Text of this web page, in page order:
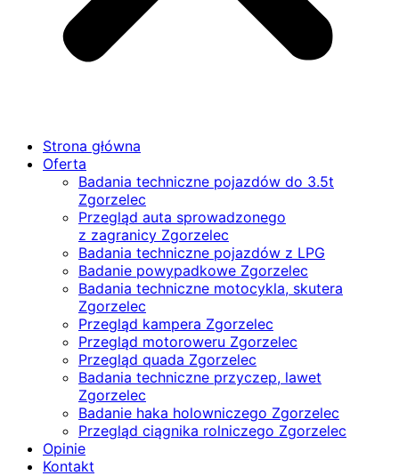
Strona główna
Oferta
Badania techniczne pojazdów do 3.5t
Zgorzelec
Przegląd auta sprowadzonego
z zagranicy Zgorzelec
Badania techniczne pojazdów z LPG
Badanie powypadkowe Zgorzelec
Badania techniczne motocykla, skutera
Zgorzelec
Przegląd kampera Zgorzelec
Przegląd motoroweru Zgorzelec
Przegląd quada Zgorzelec
Badania techniczne przyczep, lawet
Zgorzelec
Badanie haka holowniczego Zgorzelec
Przegląd ciągnika rolniczego Zgorzelec
Opinie
Kontakt